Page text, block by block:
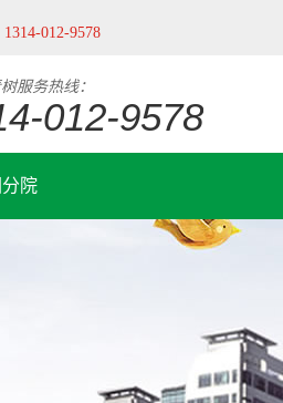
1314-012-9578
服务热线：
012-9578
院